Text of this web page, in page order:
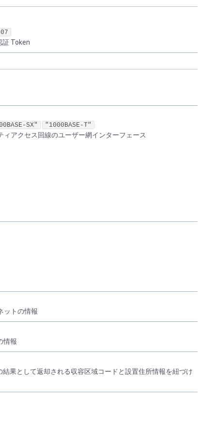
証 Token
SX" "1000BASE-T"
アクセス回線のユーザー網インターフェース
ットの情報
情報
果として返却される収容区域コードと設置住所情報を紐づけ